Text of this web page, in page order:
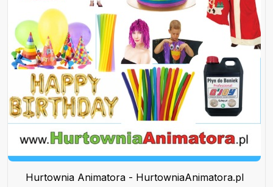
Hurtownia Animatora - HurtowniaAnimatora.pl